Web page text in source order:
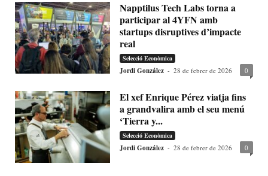
Napptilus Tech Labs torna a
participar al 4YFN amb
startups disruptives d’impacte
real
Selecció Econòmica
Jordi González - 28 de febrer de 2026 0
El xef Enrique Pérez viatja fins
a grandvalira amb el seu menú
‘Tierra y...
Selecció Econòmica
Jordi González - 28 de febrer de 2026 0